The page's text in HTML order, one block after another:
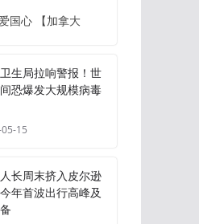
国心 【加拿大
生局拉响警报！世
恐爆发大规模病毒
15
长周末挤入皮尔逊
年首波出行高峰及